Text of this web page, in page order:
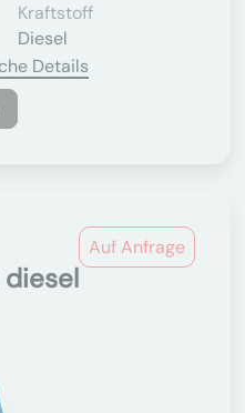
Kraftstoff
Diesel
Details
Auf Anfrage